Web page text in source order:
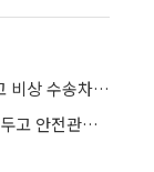
수능 당일 오전 10시 출근…지하철 증편하고 비상 수송차량 배치
"100만 인파 몰린다"…부산시, 불꽃축제 앞두고 안전관리 총력 점검